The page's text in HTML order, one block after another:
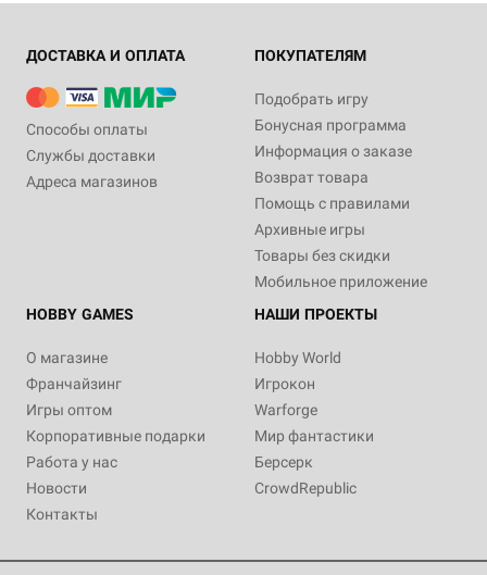
ДОСТАВКА И ОПЛАТА
Способы оплаты
Службы доставки
Адреса магазинов
ПОКУПАТЕЛЯМ
Подобрать игру
Бонусная программа
Информация о заказе
Возврат товара
Помощь с правилами
Архивные игры
Товары без скидки
Мобильное приложение
HOBBY GAMES
О магазине
Франчайзинг
Игры оптом
Корпоративные подарки
Работа у нас
Новости
Контакты
НАШИ ПРОЕКТЫ
Hobby World
Игрокон
Warforge
Мир фантастики
Берсерк
CrowdRepublic